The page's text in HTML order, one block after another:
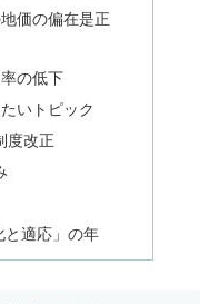
価の偏在是正
の低下
いトピック
度改正
と適応」の年